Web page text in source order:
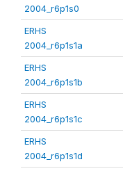
2004_r6p1s0
ERHS
2004_r6p1s1a
ERHS
2004_r6p1s1b
ERHS
2004_r6p1s1c
ERHS
2004_r6p1s1d